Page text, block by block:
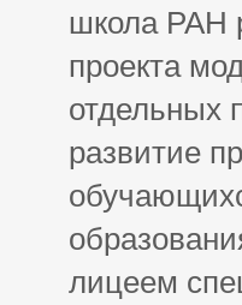
школа РАН
проекта
отдельных
развитие
лицеем